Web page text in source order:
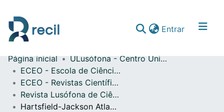
Entrar(current)
Comunidades & Coleções
Percorrer repositório
Estatísticas
Página inicial
ULusófona - Centro Universitário de Lisboa
ECEO - Escola de Ciências Económicas e das Organizações
ECEO - Revistas Científicas
Revista Lusófona de Ciências Aeronáuticas
Hartsfield-Jackson Atlanta International Airport